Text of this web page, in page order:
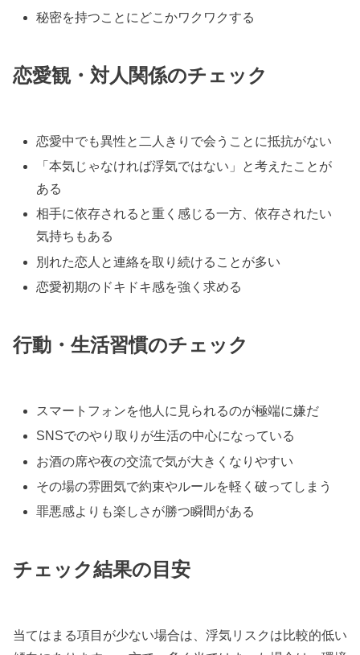
秘密を持つことにどこかワクワクする
恋愛観・対人関係のチェック
恋愛中でも異性と二人きりで会うことに抵抗がない
「本気じゃなければ浮気ではない」と考えたことが
ある
相手に依存されると重く感じる一方、依存されたい
気持ちもある
別れた恋人と連絡を取り続けることが多い
恋愛初期のドキドキ感を強く求める
行動・生活習慣のチェック
スマートフォンを他人に見られるのが極端に嫌だ
SNSでのやり取りが生活の中心になっている
お酒の席や夜の交流で気が大きくなりやすい
その場の雰囲気で約束やルールを軽く破ってしまう
罪悪感よりも楽しさが勝つ瞬間がある
チェック結果の目安
当てはまる項目が少ない場合は、浮気リスクは比較的低い